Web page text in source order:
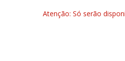
Atenção: Só serão